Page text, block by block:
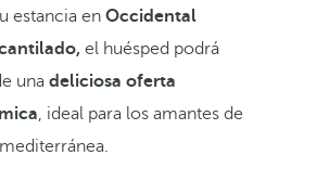
estancia en Occidental
el huésped podrá
unadeliciosa oferta
, ideal para los amantes de